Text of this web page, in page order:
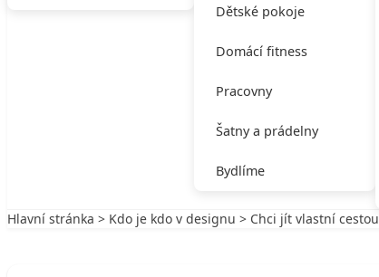
Dětské pokoje
Domácí fitness
Pracovny
Šatny a prádelny
Bydlíme
Hlavní stránka > Kdo je kdo v designu > Chci jít vlastní cestou